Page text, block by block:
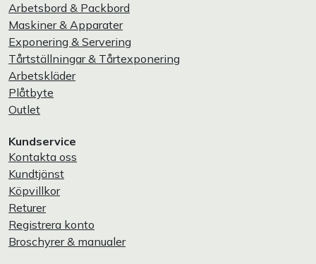
Arbetsbord & Packbord
Maskiner & Apparater
Exponering & Servering
Tårtställningar & Tårtexponering
Arbetskläder
Plåtbyte
Outlet
Kundservice
Kontakta oss
Kundtjänst
Köpvillkor
Returer
Registrera konto
Broschyrer & manualer